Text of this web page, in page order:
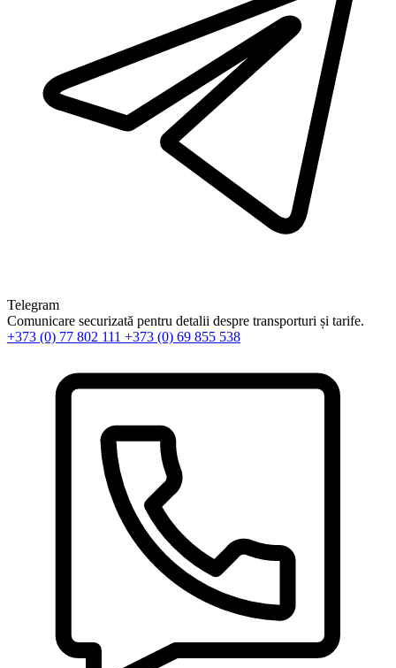
Telegram
Comunicare securizată pentru detalii despre transporturi și tarife.
+373 (0) 77 802 111 +373 (0) 69 855 538